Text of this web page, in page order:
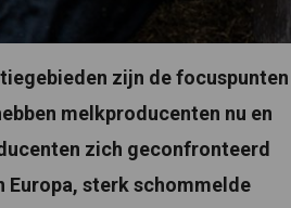
zijn de focuspunten
melkproducenten nu en
zich geconfronteerd
Europa, sterk schommelde